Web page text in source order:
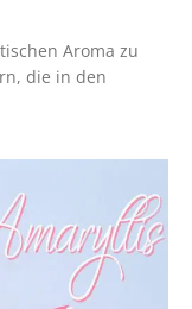
Aroma zu
die in den